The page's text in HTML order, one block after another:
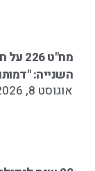
השנייה:
אוגוסט 8, 2026